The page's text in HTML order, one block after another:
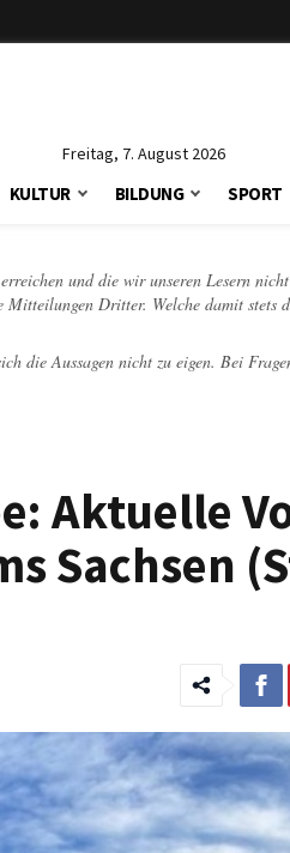
Freitag, 7. August 2026
KULTUR BILDUNG SPORT
und die wir unseren Lesern
Dritter. Welche damit stets
Aussagen nicht zu eigen. Bei
Aktuelle
Sachsen